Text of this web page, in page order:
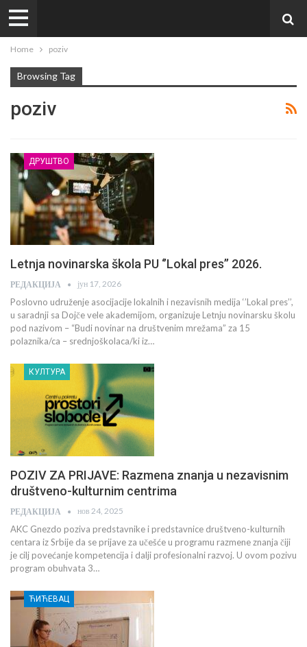
Home poziv
Browsing Tag
poziv
ДРУШТВО
Letnja novinarska škola PU ‘’Lokal pres’’ 2026.
РЕДАКЦИЈА јун 17, 2026
Poslovno udruženje asocijacije lokalnih i nezavisnih medija ‘’Lokal pres’’,
u saradnji sa Dojče vele akademijom, organizuje Letnju novinarsku školu
pod nazivom – “Budi novinar na društvenim mrežama” za 15
polaznika/ca – srednjoškolaca/ki iz…
КУЛТУРА
POZIV ZA PRIJAVE: Razmena znanja u nezavisnim
društveno-kulturnim centrima
РЕДАКЦИЈА нов 24, 2025
AKC Gnezdo poziva predstavnike i predstavnice društveno-kulturnih
centara iz Srbije da se prijave za učešće u programu razmene znanja čiji
je cilj povećanje kompetencija i dalji profesionalni razvoj. U ovom pozivu
program obuhvata 3…
ЋИЋЕВАЦ